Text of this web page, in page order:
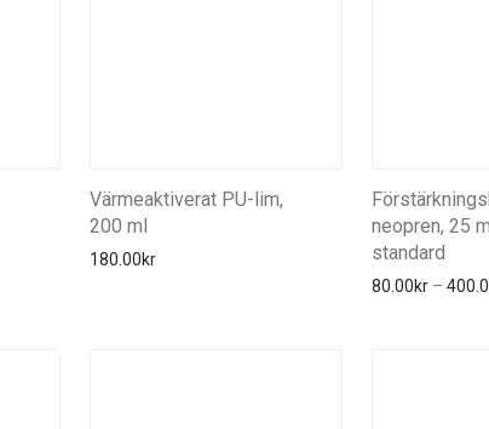
Värmeaktiverat PU-lim,
200 ml
180.00kr
neopren, 25
standard
80.00kr –